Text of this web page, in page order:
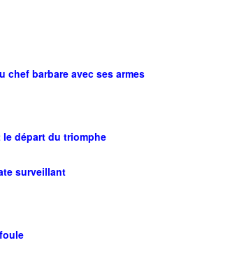
barbare avec ses armes
départ du triomphe
surveillant